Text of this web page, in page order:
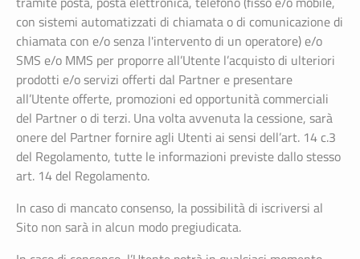
con sistemi automatizzati di chiamata o di comunicazione di
chiamata con e/o senza l'intervento di un operatore) e/o
SMS e/o MMS per proporre all’Utente l’acquisto di ulteriori
prodotti e/o servizi offerti dal Partner e presentare
all’Utente offerte, promozioni ed opportunità commerciali
del Partner o di terzi. Una volta avvenuta la cessione, sarà
onere del Partner fornire agli Utenti ai sensi dell’art. 14 c.3
del Regolamento, tutte le informazioni previste dallo stesso
art. 14 del Regolamento.
In caso di mancato consenso, la possibilità di iscriversi al
Sito non sarà in alcun modo pregiudicata.